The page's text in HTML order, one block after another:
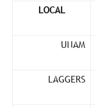
LOCAL
UNAM
LAGGERS